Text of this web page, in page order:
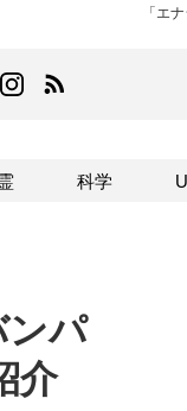
「エ
のFacebookはこちら
TOCANAのinstagramは
ンパ
介
科学